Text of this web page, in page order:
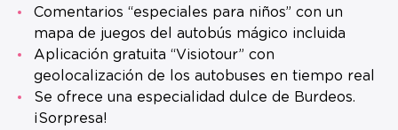
Comentarios “especiales para niños” con un
mapa de juegos del autobús mágico incluida
Aplicación gratuita “Visiotour” con
geolocalización de los autobuses en tiempo real
Se ofrece una especialidad dulce de Burdeos.
¡Sorpresa!